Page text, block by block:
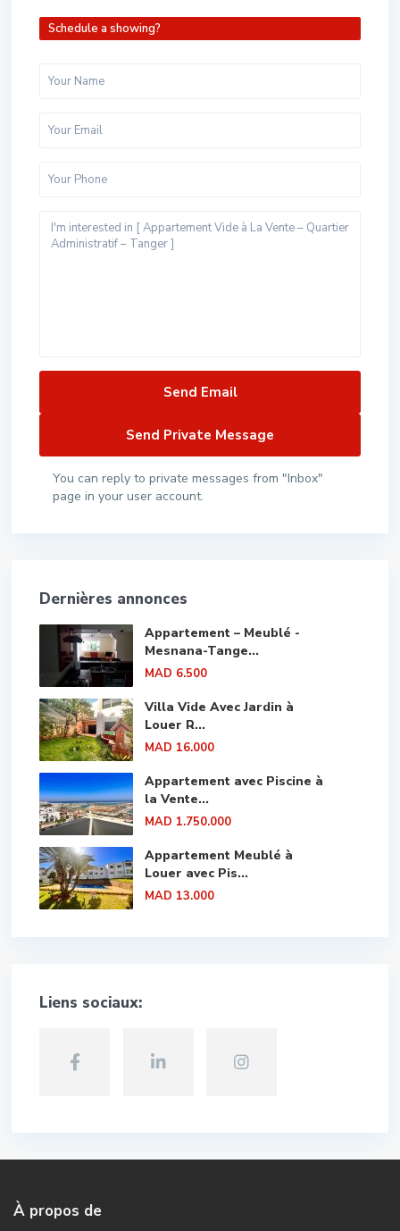
Schedule a showing?
You can reply to private messages from "Inbox"
page in your user account.
Dernières annonces
Appartement – Meublé -
Mesnana-Tange...
MAD 6.500
Villa Vide Avec Jardin à
Louer R...
MAD 16.000
Appartement avec Piscine à
la Vente...
MAD 1.750.000
Appartement Meublé à
Louer avec Pis...
MAD 13.000
Liens sociaux:
À propos de